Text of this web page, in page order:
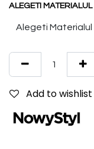
ALEGETI
Add to wishlist